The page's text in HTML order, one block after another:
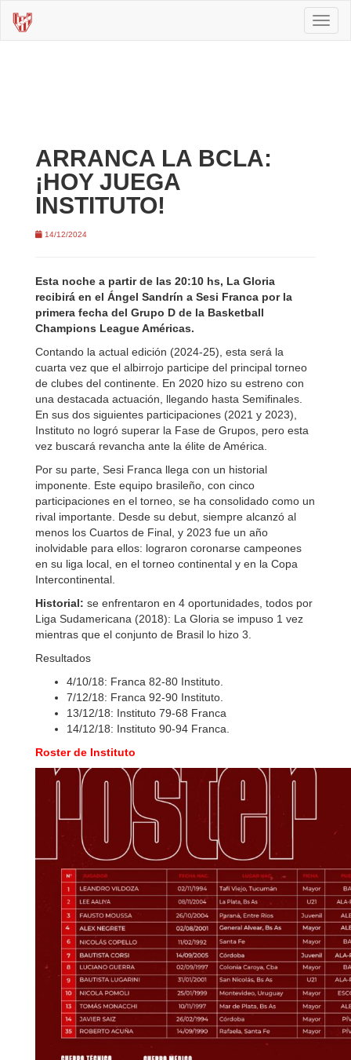
ARRANCA LA BCLA:
¡HOY JUEGA
INSTITUTO!
14/12/2024
Esta noche a partir de las 20:10 hs, La Gloria
recibirá en el Ángel Sandrín a Sesi Franca por la
primera fecha del Grupo D de la Basketball
Champions League Américas.
Contando la actual edición (2024-25), esta será la
cuarta vez que el albirrojo participe del principal torneo
de clubes del continente. En 2020 hizo su estreno con
una destacada actuación, llegando hasta Semifinales.
En sus dos siguientes participaciones (2021 y 2023),
Instituto no logró superar la Fase de Grupos, pero esta
vez buscará revancha ante la élite de América.
Por su parte, Sesi Franca llega con un historial
imponente. Este equipo brasileño, con cinco
participaciones en el torneo, se ha consolidado como un
rival importante. Desde su debut, siempre alcanzó al
menos los Cuartos de Final, y 2023 fue un año
inolvidable para ellos: lograron coronarse campeones
en su liga local, en el torneo continental y en la Copa
Intercontinental.
Historial: se enfrentaron en 4 oportunidades, todos por
Liga Sudamericana (2018): La Gloria se impuso 1 vez
mientras que el conjunto de Brasil lo hizo 3.
Resultados
4/10/18: Franca 82-80 Instituto.
7/12/18: Franca 92-90 Instituto.
13/12/18: Instituto 79-68 Franca
14/12/18: Instituto 90-94 Franca.
Roster de Instituto